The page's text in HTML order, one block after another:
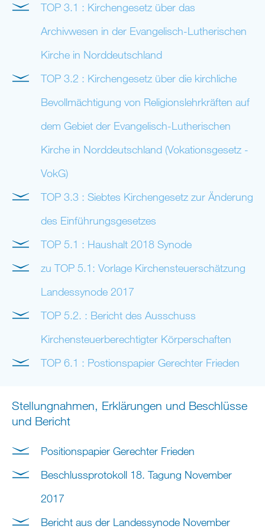
TOP 3.1 : Kirchengesetz über das
Archivwesen in der Evangelisch-Lutherischen
Kirche in Norddeutschland
TOP 3.2 : Kirchengesetz über die kirchliche
Bevollmächtigung von Religionslehrkräften auf
dem Gebiet der Evangelisch-Lutherischen
Kirche in Norddeutschland (Vokationsgesetz -
VokG)
TOP 3.3 : Siebtes Kirchengesetz zur Änderung
des Einführungsgesetzes
TOP 5.1 : Haushalt 2018 Synode
zu TOP 5.1: Vorlage Kirchensteuerschätzung
Landessynode 2017
TOP 5.2. : Bericht des Ausschuss
Kirchensteuerberechtigter Körperschaften
TOP 6.1 : Postionspapier Gerechter Frieden
Stellungnahmen, Erklärungen und Beschlüsse
und Bericht
Positionspapier Gerechter Frieden
Beschlussprotokoll 18. Tagung November
2017
Bericht aus der Landessynode November